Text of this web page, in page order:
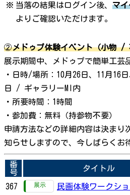
※ 当落の結果はログイン後、 マ
よりご確認いただけます。
②メドゥプ体験イベント（小物 /
展示期間中、メドゥプで簡単工芸
・日時/場所：10月26日、11月16
日 / ギャラリーMI内
・所要時間：1時間
・参加費：無料（持参物不要）
申請方法などの詳細内容は決まり
知らせしますので、今しばらくお
番
号
タイトル
367 民画体験ワークシ